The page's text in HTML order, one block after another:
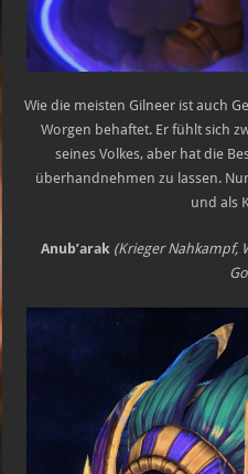
Wie die meisten Gilneer ist auch
Worgen behaftet. Er fühlt sich
seines Volkes, aber hat die
überhandnehmen zu lassen.
und als
Anub’arak (Krieger Nahkampf,